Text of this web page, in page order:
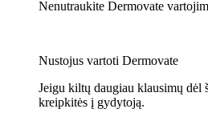
Nenutraukite Dermovate
Nustojus vartoti Dermovate
Jeigu kiltų daugiau klausimų dėl
kreipkitės į gydytoją.